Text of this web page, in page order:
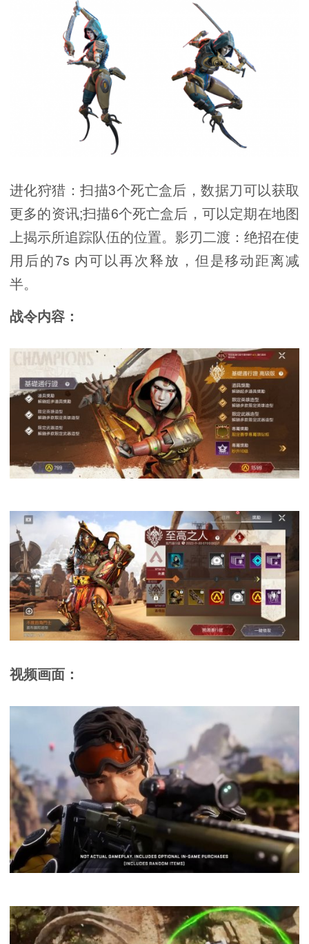
进化狩猎：扫描3个死亡盒后，数据刀可以获取
更多的资讯;扫描6个死亡盒后，可以定期在地图
上揭示所追踪队伍的位置。影刃二渡：绝招在使
用后的7s 内可以再次释放，但是移动距离减
半。
战令内容：
视频画面：